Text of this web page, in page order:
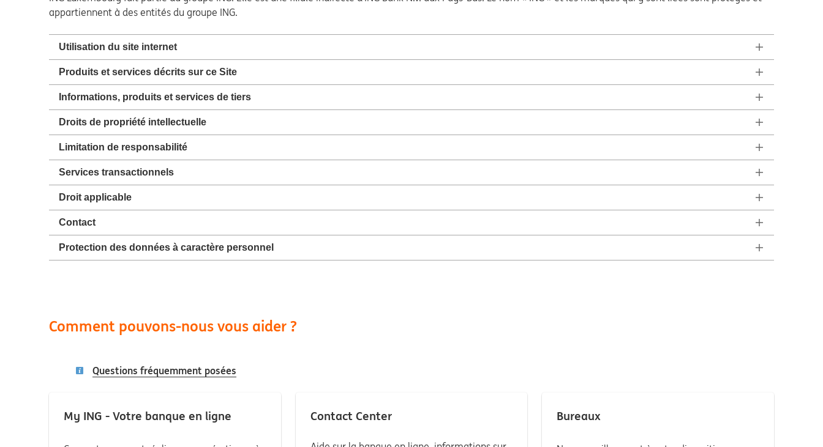
appartiennent à des entités du groupe ING.
Utilisation du site internet
Produits et services décrits sur ce Site
Informations, produits et services de tiers
Droits de propriété intellectuelle
Limitation de responsabilité
Services transactionnels
Droit applicable
Contact
Protection des données à caractère personnel
Comment pouvons-nous vous aider ?
Questions fréquemment posées
My ING - Votre banque en ligne Contact Center Bureaux